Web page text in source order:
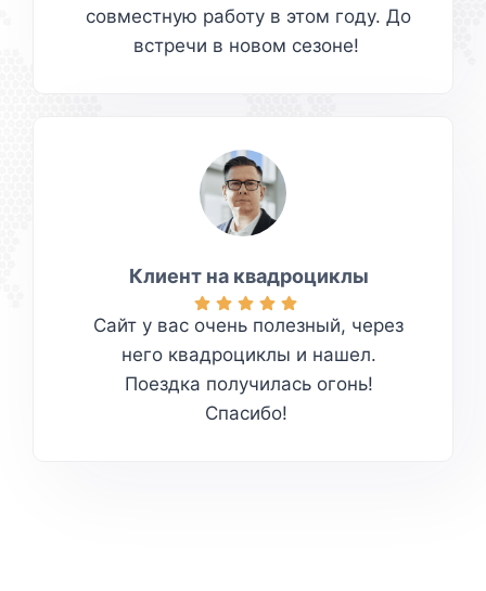
совместную работу в этом году. До
встречи в новом сезоне!
Клиент на квадроциклы
Сайт у вас очень полезный, через
него квадроциклы и нашел.
Поездка получилась огонь!
Спасибо!